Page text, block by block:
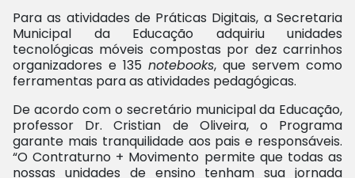
Para as atividades de Práticas Digitais, a Secretaria
Municipal da Educação adquiriu unidades
tecnológicas móveis compostas por dez carrinhos
organizadores e 135 notebooks, que servem como
ferramentas para as atividades pedagógicas.
De acordo com o secretário municipal da Educação,
professor Dr. Cristian de Oliveira, o Programa
garante mais tranquilidade aos pais e responsáveis.
“O Contraturno + Movimento permite que todas as
nossas unidades de ensino tenham sua jornada